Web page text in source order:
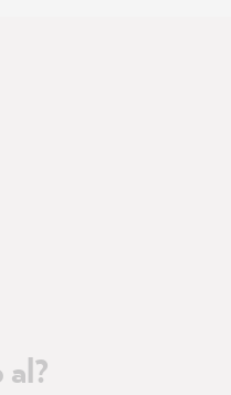
al?